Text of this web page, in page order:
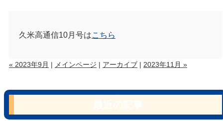
久米高通信10月号はこちら
« 2023年9月 | メインページ | アーカイブ | 2023年11月 »